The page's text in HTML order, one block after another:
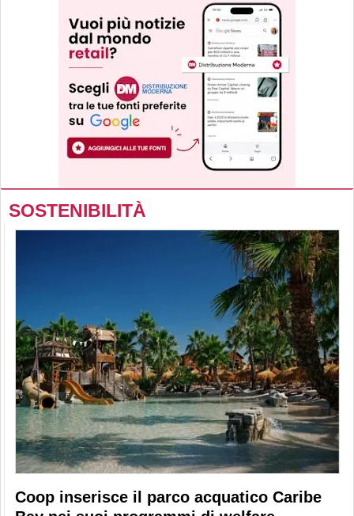
SOSTENIBILITÀ
Coop inserisce il parco acquatico Caribe